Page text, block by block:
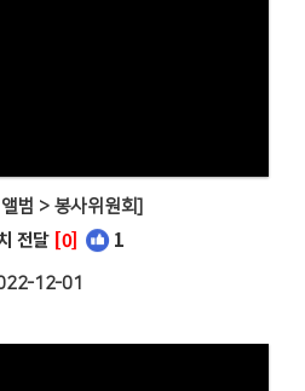
범 > 봉사위원회]
전달 [0] 1
12-01